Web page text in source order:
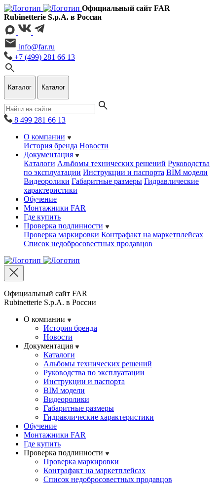
Официальный сайт FAR
Rubinetterie S.p.A. в России
info@far.ru
+7 (499) 281 66 13
Каталог Каталог
8 499 281 66 13
О компании
История бренда Новости
Документация
Каталоги Альбомы технических решений Руководства
по эксплуатации Инструкции и паспорта BIM модели
Видеоролики Габаритные размеры Гидравлические
характеристики
Обучение
Монтажники FAR
Где купить
Проверка подлинности
Проверка маркировки Контрафакт на маркетплейсах
Cписок недобросовестных продавцов
Официальный сайт FAR
Rubinetterie S.p.A. в России
О компании
История бренда
Новости
Документация
Каталоги
Альбомы технических решений
Руководства по эксплуатации
Инструкции и паспорта
BIM модели
Видеоролики
Габаритные размеры
Гидравлические характеристики
Обучение
Монтажники FAR
Где купить
Проверка подлинности
Проверка маркировки
Контрафакт на маркетплейсах
Cписок недобросовестных продавцов